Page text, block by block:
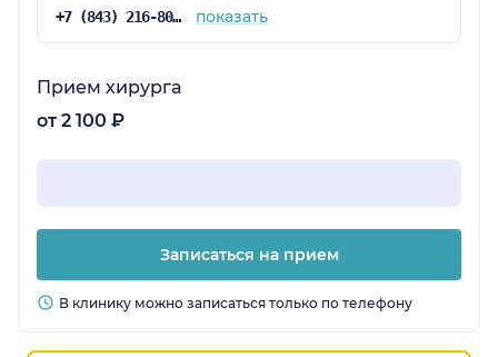
+7 (843) 216-80-29 показать
Прием хирурга
от 2 100 ₽
Записаться на прием
В клинику можно записаться только по телефону